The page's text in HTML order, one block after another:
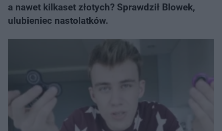
a nawet kilkaset złotych? Sprawdził Blowek,
ulubieniec nastolatków.